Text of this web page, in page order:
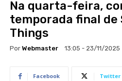
Na quarta-feira,
temporada final de
Things
Por Webmaster 13:05 - 23/11/2025
Facebook Twitter